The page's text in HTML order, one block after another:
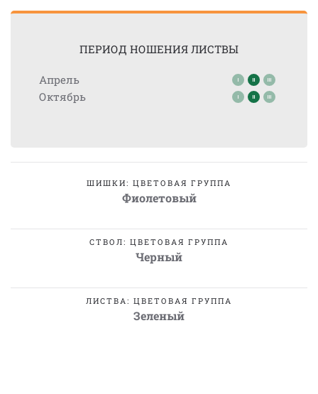
ПЕРИОД НОШЕНИЯ ЛИСТВЫ
Апрель
Октябрь
ШИШКИ: ЦВЕТОВАЯ ГРУППА
Фиолетовый
СТВОЛ: ЦВЕТОВАЯ ГРУППА
Черный
ЛИСТВА: ЦВЕТОВАЯ ГРУППА
Зеленый